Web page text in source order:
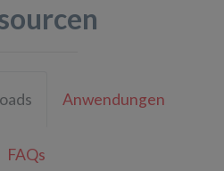
Anwendungen
FAQs